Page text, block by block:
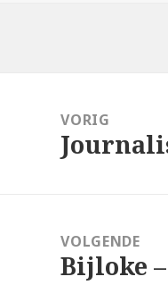
navigatieVORIG
Vorig
VOLGENDE
Volgend
Bijloke